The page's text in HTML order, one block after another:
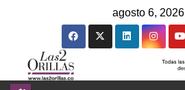
agosto 6, 2026